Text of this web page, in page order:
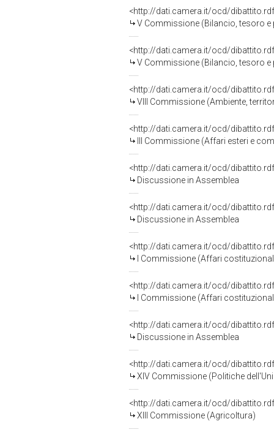
<http://dati.camera.it/ocd/
V Commissione (Bilancio, tesoro
<http://dati.camera.it/ocd/
V Commissione (Bilancio, tesoro
<http://dati.camera.it/ocd/
VIII Commissione (Ambiente,
<http://dati.camera.it/ocd/
III Commissione (Affari esteri e
<http://dati.camera.it/ocd/
Discussione in Assemblea
<http://dati.camera.it/ocd/
Discussione in Assemblea
<http://dati.camera.it/ocd/
I Commissione (Affari
<http://dati.camera.it/ocd/
I Commissione (Affari
<http://dati.camera.it/ocd/
Discussione in Assemblea
<http://dati.camera.it/ocd/
XIV Commissione (Politiche
<http://dati.camera.it/ocd/
XIII Commissione (Agricoltura)